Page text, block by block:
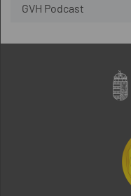
GVH Podcast